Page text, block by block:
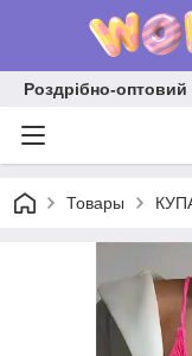
Роздрібно-оптовий
Товары